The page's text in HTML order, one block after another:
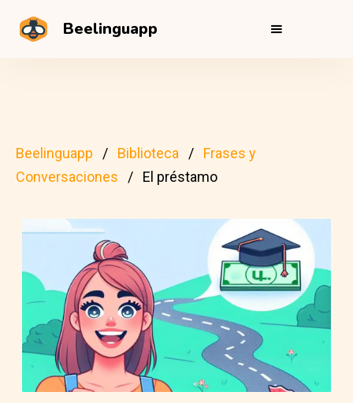
Beelinguapp
Beelinguapp Biblioteca
Frases y
Conversaciones
El préstamo